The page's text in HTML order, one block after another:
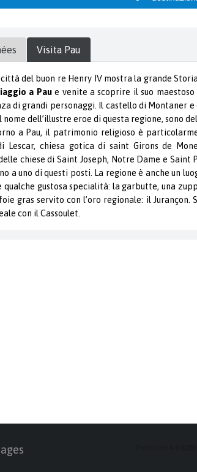
Visita Pau
del buon re Henry IV mostra la grande
a Paue venite a scoprire il suo
di grandi personaggi. Il castello di Montaner
dell’illustre eroe di questa regione, sono
a Pau, il patrimonio religioso è
Lescar, chiesa gotica di saint Girons de
chiese di Saint Joseph, Notre Dame e Saint
a uno di questi posti. La regione è anche un
qualche gustosa specialità: la garbutte, una
gras servito con l’oro regionale: il Jurançon.
con il Cassoulet.